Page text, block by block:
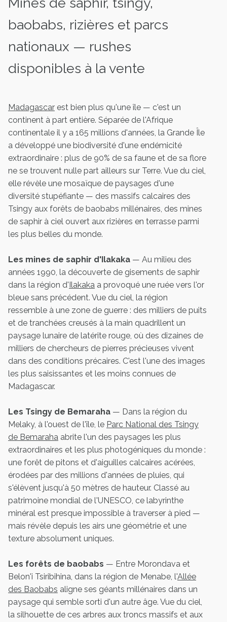
baobabs, rizières et parcs
nationaux — rushes
disponibles à la vente
Madagascar est bien plus qu'une île — c'est un
continent à part entière. Séparée de l'Afrique
continentale il y a 165 millions d'années, la Grande Île
a développé une biodiversité d'une endémicité
extraordinaire : plus de 90% de sa faune et de sa flore
ne se trouvent nulle part ailleurs sur Terre. Vue du ciel,
elle révèle une mosaïque de paysages d'une
diversité stupéfiante — des massifs calcaires des
Tsingy aux forêts de baobabs millénaires, des mines
de saphir à ciel ouvert aux rizières en terrasse parmi
les plus belles du monde.
Les mines de saphir d'Ilakaka — Au milieu des
années 1990, la découverte de gisements de saphir
dans la région d'Ilakaka a provoqué une ruée vers l'or
bleue sans précédent. Vue du ciel, la région
ressemble à une zone de guerre : des milliers de puits
et de tranchées creusés à la main quadrillent un
paysage lunaire de latérite rouge, où des dizaines de
milliers de chercheurs de pierres précieuses vivent
dans des conditions précaires. C'est l'une des images
les plus saisissantes et les moins connues de
Madagascar.
Les Tsingy de Bemaraha — Dans la région du
Melaky, à l'ouest de l'île, le Parc National des Tsingy
de Bemaraha abrite l'un des paysages les plus
extraordinaires et les plus photogéniques du monde :
une forêt de pitons et d'aiguilles calcaires acérées,
érodées par des millions d'années de pluies, qui
s'élèvent jusqu'à 50 mètres de hauteur. Classé au
patrimoine mondial de l'UNESCO, ce labyrinthe
minéral est presque impossible à traverser à pied —
mais révèle depuis les airs une géométrie et une
texture absolument uniques.
Les forêts de baobabs — Entre Morondava et
Belon'i Tsiribihina, dans la région de Menabe, l'Allée
des Baobabs aligne ses géants millénaires dans un
paysage qui semble sorti d'un autre âge. Vue du ciel,
la silhouette de ces arbres aux troncs massifs et aux